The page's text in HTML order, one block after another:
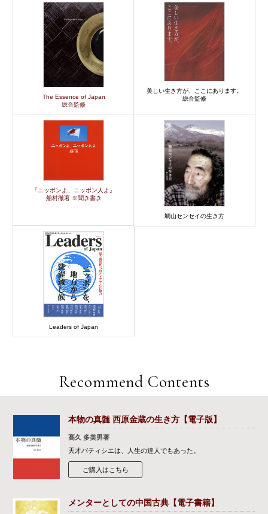
The Essence of Japan
総合監修
美しい生き方が、ここにあります。
総合監修
『ニッポンよ、ニッポン人よ』
船村徹著 ※聞き書き
鯛山センセイの生き方
Leaders of Japan
Recommend Contents
本物の真髄 西原金蔵の生き方【電子版】
髙久 多美男著
天才パティシエは、人生の達人でもあった。
ご購入はこちら
メンターとしての中国古典【電子書籍】